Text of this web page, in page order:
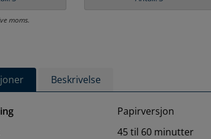
moms.
Beskrivelse
Papirversjon
45 til 60 minutter